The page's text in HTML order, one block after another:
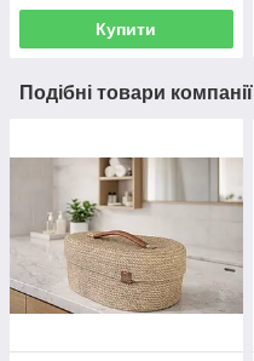
Купити
Подібні товари компанії